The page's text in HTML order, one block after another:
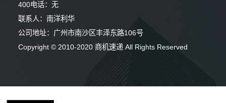
400电话：无
联系人：南洋利华
公司地址：广州市南沙区丰泽东路106号
Copyright © 2010-2020 商机速递 All Rights Reserved